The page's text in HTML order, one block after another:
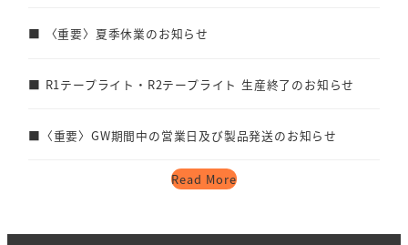
■ 〈重要〉夏季休業のお知らせ
■ R1テープライト・R2テープライト 生産終了のお知らせ
■〈重要〉GW期間中の営業日及び製品発送のお知らせ
Read More